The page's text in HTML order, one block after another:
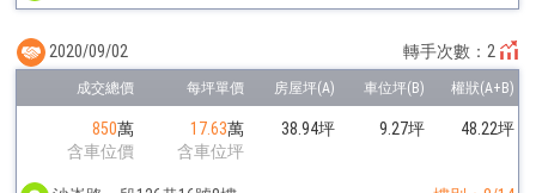
850萬
含車位價
17.63萬
含車位坪
38.94坪 9.27坪 48.22坪
2020/09/02 轉手次數：2